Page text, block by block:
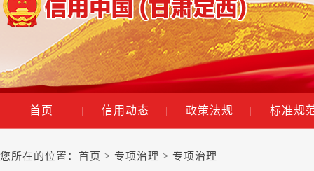
首页 | 信用动态 | 政策法规 | 标准规
您所在的位置： 首页 > 专项治理 > 专项治理